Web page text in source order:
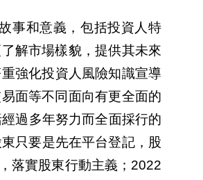
事和意義，包括投資人特
解市場樣貌，提供其未來
強化投資人風險知識宣導
面等不同面向有更全面的
經過多年努力而全面採行的
東只要是先在平台登記，股
落實股東行動主義； 2022